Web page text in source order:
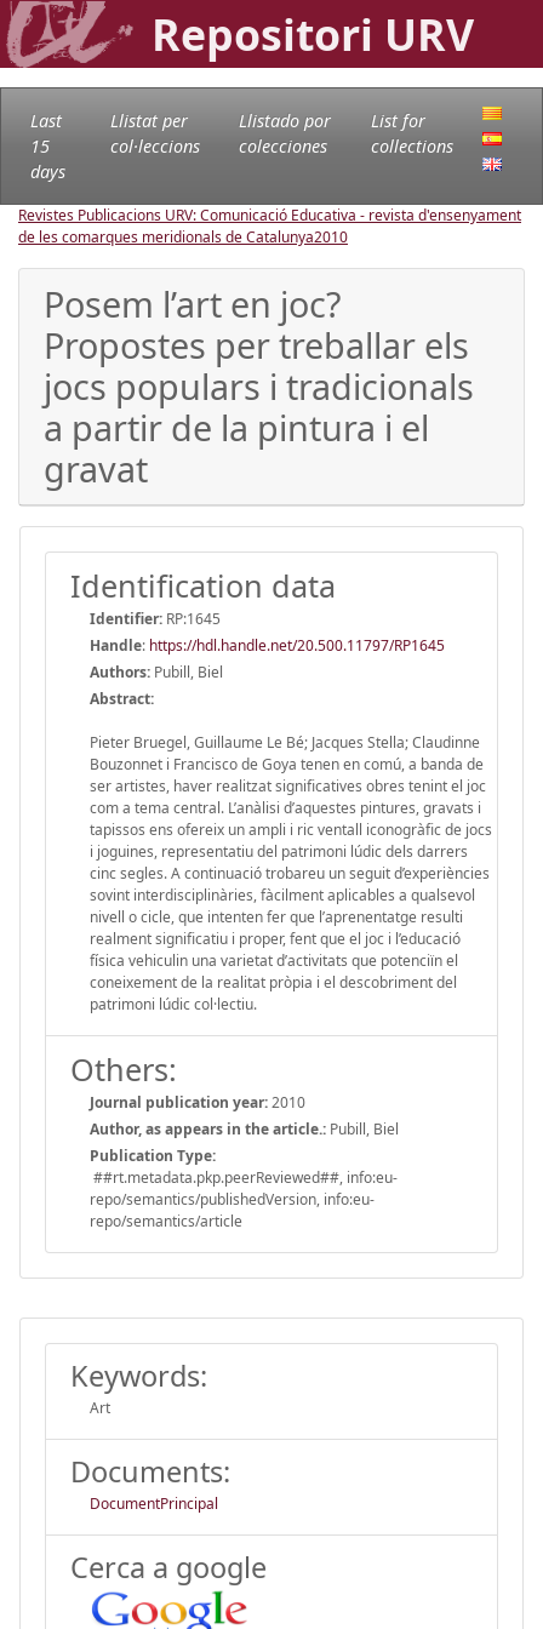
Repositori URV
Last
15
days
Llistat per
col·leccions
Llistado por
colecciones
List for
collections
Revistes Publicacions URV: Comunicació Educativa - revista d'ensenyament
de les comarques meridionals de Catalunya2010
Posem l’art en joc?
Propostes per treballar els
jocs populars i tradicionals
a partir de la pintura i el
gravat
Identification data
Identifier: RP:1645
Handle: https://hdl.handle.net/20.500.11797/RP1645
Authors: Pubill, Biel
Abstract:
Pieter Bruegel, Guillaume Le Bé; Jacques Stella; Claudinne
Bouzonnet i Francisco de Goya tenen en comú, a banda de
ser artistes, haver realitzat significatives obres tenint el joc
com a tema central. L’anàlisi d’aquestes pintures, gravats i
tapissos ens ofereix un ampli i ric ventall iconogràfic de jocs
i joguines, representatiu del patrimoni lúdic dels darrers
cinc segles. A continuació trobareu un seguit d’experiències
sovint interdisciplinàries, fàcilment aplicables a qualsevol
nivell o cicle, que intenten fer que l’aprenentatge resulti
realment significatiu i proper, fent que el joc i l’educació
física vehiculin una varietat d’activitats que potenciïn el
coneixement de la realitat pròpia i el descobriment del
patrimoni lúdic col·lectiu.
Others:
Journal publication year:2010
Author, as appears in the article.: Pubill, Biel
Publication Type:
##rt.metadata.pkp.peerReviewed##, info:eu-
repo/semantics/publishedVersion, info:eu-
repo/semantics/article
Keywords:
Art
Documents:
DocumentPrincipal
Cerca a google